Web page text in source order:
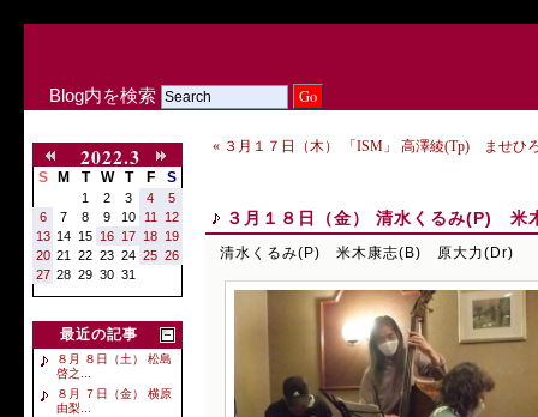
Blog内を検索
2022.3
S M T W T F S
1 2 3 4
5
6
7 8 9 10 11
12
13 14 15 16 17 18 19
20 21 22 23 24 25 26
27 28 29 30 31
最近の記事
８月 ８日（土） 松島
啓之...
８月 ７日（金） 横原
由梨...
« ３月１７日（木） 「ISM」 高澤綾(Tp) ませひ
３月１８日（金） 清水くるみ(P)
清水くるみ(P) 米木康志(B) 原大力(Dr)